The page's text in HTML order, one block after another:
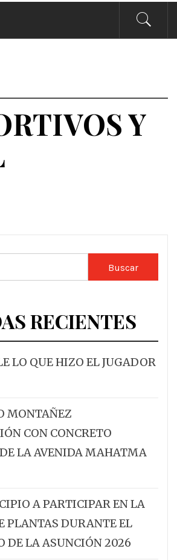
Y
RECIENTES
LO QUE HIZO EL JUGADOR
MONTAÑEZ
CON CONCRETO
LA AVENIDA MAHATMA
A PARTICIPAR EN LA
PLANTAS DURANTE EL
DE LA ASUNCIÓN 2026